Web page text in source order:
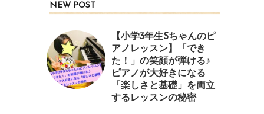
NEW POST
【小学3年生Sちゃんのピ
アノレッスン】「でき
た！」の笑顔が弾ける♪
ピアノが大好きになる
「楽しさと基礎」を両立
するレッスンの秘密